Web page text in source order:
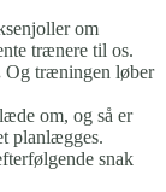
om
trænere til os.
Og træningen løber
om, og så er
planlægges.
snak